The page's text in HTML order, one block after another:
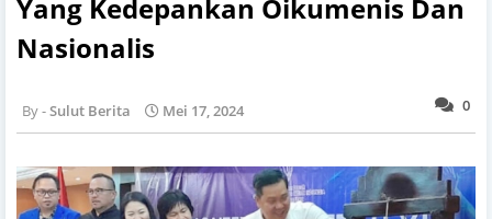
Yang Kedepankan Oikumenis Dan
Nasionalis
0
Sulut Berita Mei 17, 2024